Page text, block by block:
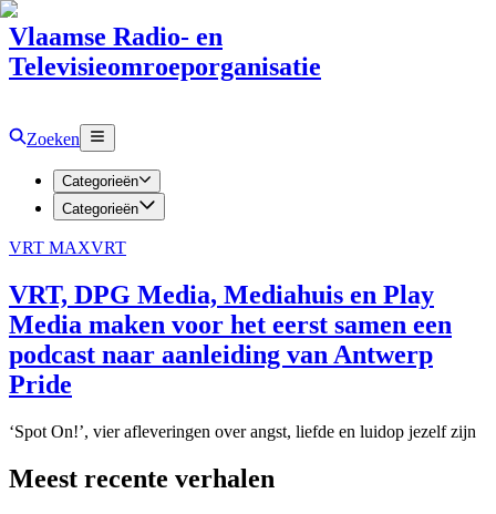
Vlaamse Radio- en
Televisieomroeporganisatie
Zoeken
Categorieën
Categorieën
VRT MAXVRT
VRT, DPG Media, Mediahuis en Play
Media maken voor het eerst samen een
podcast naar aanleiding van Antwerp
Pride
‘Spot On!’, vier afleveringen over angst, liefde en luidop jezelf zijn
Meest recente verhalen